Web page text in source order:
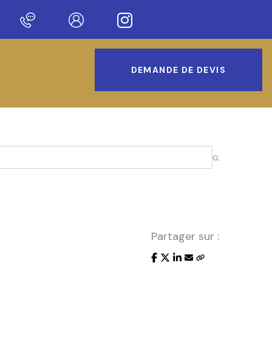
sur notre nouveau site !
DEMANDE DE DEVIS
Partager sur :